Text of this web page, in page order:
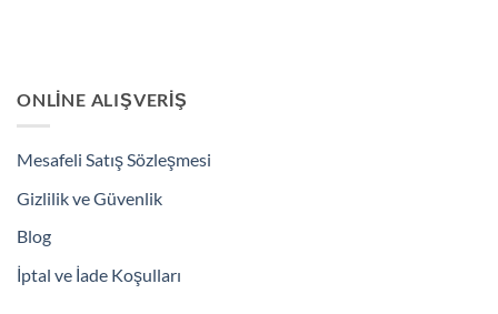
ONLINE ALIŞVERIŞ
Mesafeli Satış Sözleşmesi
Gizlilik ve Güvenlik
Blog
İptal ve İade Koşulları